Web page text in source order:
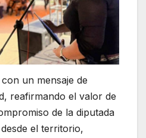
un mensaje de
reafirmando el valor de
de la diputada
el territorio,